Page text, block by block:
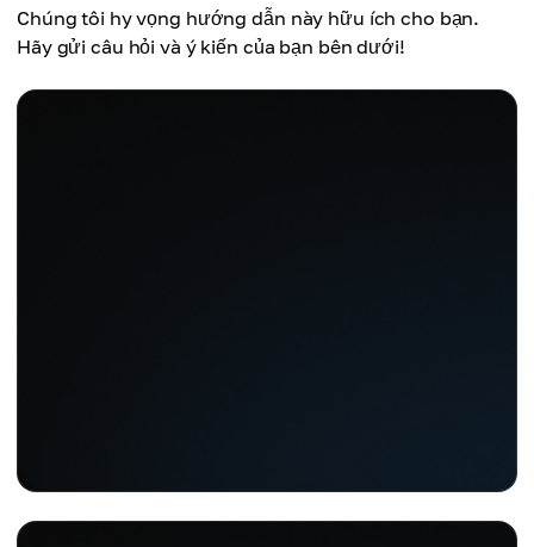
Chúng tôi hy vọng hướng dẫn này hữu ích cho bạn.
Hãy gửi câu hỏi và ý kiến của bạn bên dưới!